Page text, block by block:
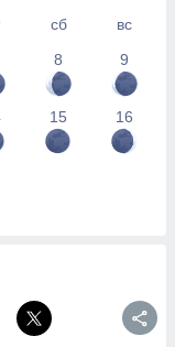
сб
вс
8 9
15 16